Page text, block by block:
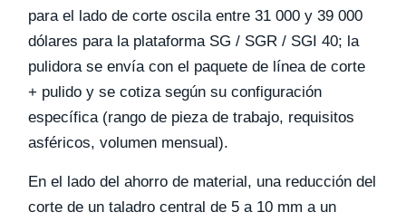
para el lado de corte oscila entre 31 000 y 39 000
dólares para la plataforma SG / SGR / SGI 40; la
pulidora se envía con el paquete de línea de corte
+ pulido y se cotiza según su configuración
específica (rango de pieza de trabajo, requisitos
asféricos, volumen mensual).
En el lado del ahorro de material, una reducción del
corte de un taladro central de 5 a 10 mm a un